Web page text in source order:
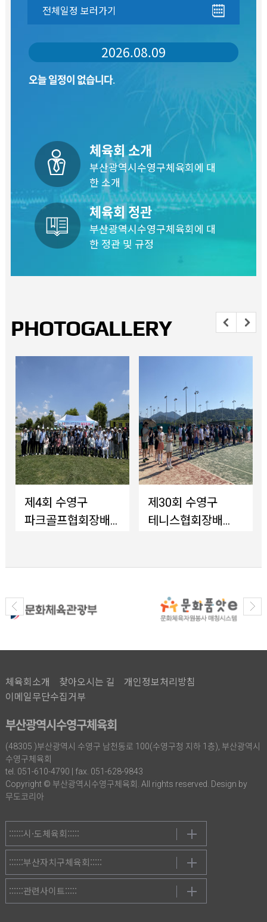
전체일정 보러가기
2026.08.09
오늘 일정이 없습니다.
체육회 소개
부산광역시수영구체육회에 대
한 소개
체육회 정관
부산광역시수영구체육회에 대
한 정관 및 규정
PHOTOGALLERY
제4회 수영구
파크골프협회장배
제30회 수영구
테니스협회장배
체육회소개 찾아오시는 길
개인정보처리방침
이메일무단수집거부
부산광역시수영구체육회
(48305 )부산광역시 수영구 남천동로 100(수영구청 지하 1층), 부산광역시
수영구체육회
tel. 051-610-4790 | fax. 051-628-9843
Copyright © 부산광역시수영구체육회. All rights reserved. Design by
무도코리아